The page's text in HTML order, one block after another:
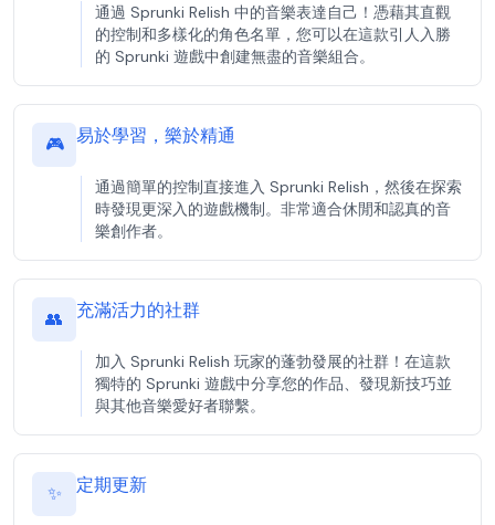
通過 Sprunki Relish 中的音樂表達自己！憑藉其直觀
的控制和多樣化的角色名單，您可以在這款引人入勝
的 Sprunki 遊戲中創建無盡的音樂組合。
🎮 易於學習，樂於精通
通過簡單的控制直接進入 Sprunki Relish，然後在探索
時發現更深入的遊戲機制。非常適合休閒和認真的音
樂創作者。
👥 充滿活力的社群
加入 Sprunki Relish 玩家的蓬勃發展的社群！在這款
獨特的 Sprunki 遊戲中分享您的作品、發現新技巧並
與其他音樂愛好者聯繫。
✨ 定期更新